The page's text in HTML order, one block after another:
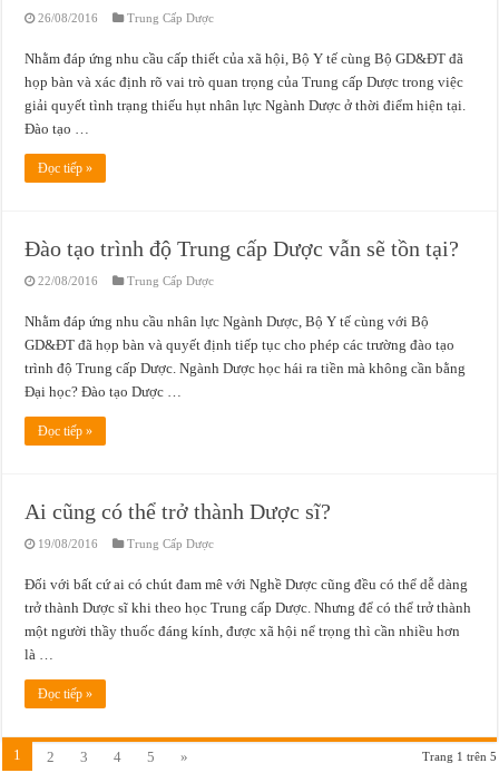
26/08/2016 Trung Cấp Dược
Nhằm đáp ứng nhu cầu cấp thiết của xã hội, Bộ Y tế cùng Bộ GD&ĐT đã
họp bàn và xác định rõ vai trò quan trọng của Trung cấp Dược trong việc
giải quyết tình trạng thiếu hụt nhân lực Ngành Dược ở thời điểm hiện tại.
Đào tạo …
Đọc tiếp »
Đào tạo trình độ Trung cấp Dược vẫn sẽ tồn tại?
22/08/2016 Trung Cấp Dược
Nhằm đáp ứng nhu cầu nhân lực Ngành Dược, Bộ Y tế cùng với Bộ
GD&ĐT đã họp bàn và quyết định tiếp tục cho phép các trường đào tạo
trình độ Trung cấp Dược. Ngành Dược học hái ra tiền mà không cần bằng
Đại học? Đào tạo Dược …
Đọc tiếp »
Ai cũng có thể trở thành Dược sĩ?
19/08/2016 Trung Cấp Dược
Đối với bất cứ ai có chút đam mê với Nghề Dược cũng đều có thể dễ dàng
trở thành Dược sĩ khi theo học Trung cấp Dược. Nhưng để có thể trở thành
một người thầy thuốc đáng kính, được xã hội nể trọng thì cần nhiều hơn
là …
Đọc tiếp »
Trang 1 trên 5
1 2 3 4 5 »